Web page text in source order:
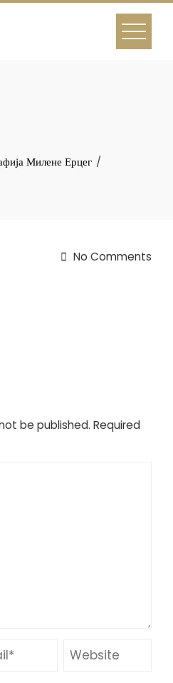
Милене Ерцег
No Comments
be published. Required